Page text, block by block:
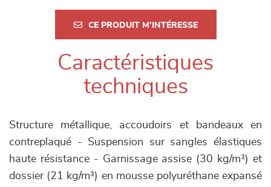
CE PRODUIT M'INTÉRESSE
Caractéristiques
techniques
Structure métallique, accoudoirs et bandeaux en
contreplaqué - Suspension sur sangles élastiques
haute résistance - Garnissage assise (30 kg/m³) et
dossier (21 kg/m³) en mousse polyuréthane expansé